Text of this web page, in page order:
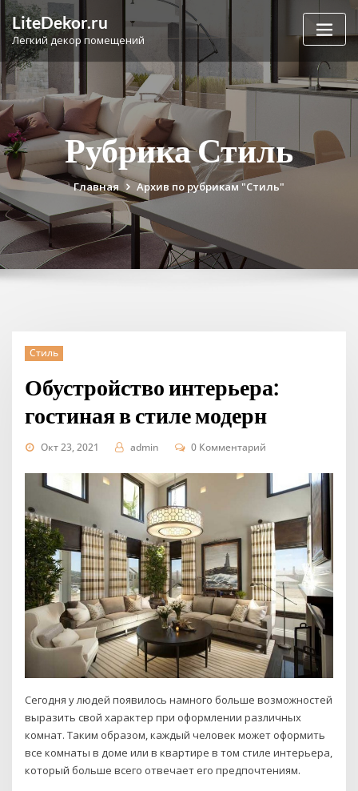
Перейти
содержимому
LiteDekor.ru
Легкий декор помещений
Рубрика Стиль
Главная Архив по рубрикам "Стиль"
Стиль
Обустройство интерьера:
гостиная в стиле модерн
Окт 23, 2021 admin 0 Комментарий
Сегодня у людей появилось намного больше возможностей
выразить свой характер при оформлении различных
комнат. Таким образом, каждый человек может оформить
все комнаты в доме или в квартире в том стиле интерьера,
который больше всего отвечает его предпочтениям.